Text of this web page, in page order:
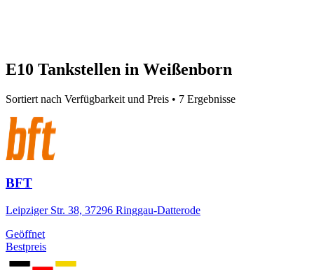
E10 Tankstellen in Weißenborn
Sortiert nach Verfügbarkeit und Preis • 7 Ergebnisse
BFT
Leipziger Str. 38, 37296 Ringgau-Datterode
Geöffnet
Bestpreis